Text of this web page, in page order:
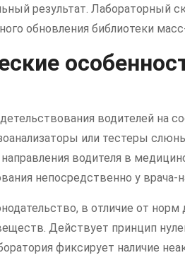
результат. Лабораторный
обновления библиотеки
водителей на
или тестеры
водителя в
непосредственно у врача-
в отличие от
Действует принцип
фиксирует наличие